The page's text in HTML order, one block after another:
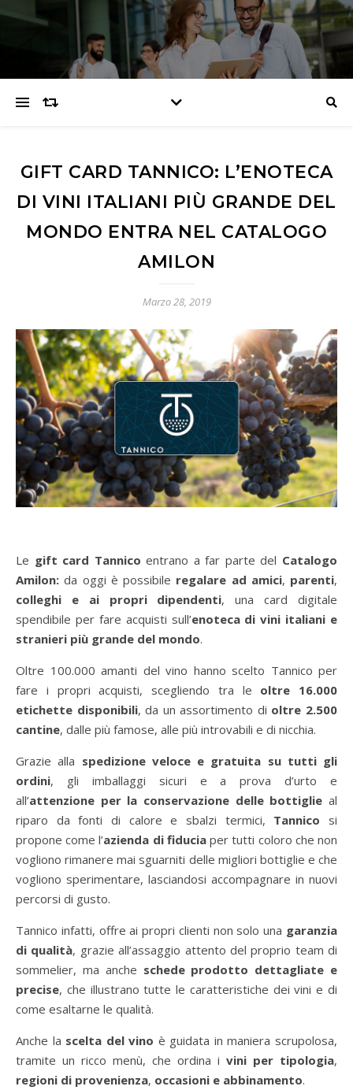
GIFT CARD TANNICO: L’ENOTECA
DI VINI ITALIANI PIÙ GRANDE DEL
MONDO ENTRA NEL CATALOGO
AMILON
Marzo 28, 2019
Le gift card Tannico entrano a far parte del Catalogo
Amilon: da oggi è possibile regalare ad amici, parenti,
colleghi e ai propri dipendenti, una card digitale
spendibile per fare acquisti sull’enoteca di vini italiani e
stranieri più grande del mondo.
Oltre 100.000 amanti del vino hanno scelto Tannico per
fare i propri acquisti, scegliendo tra le oltre 16.000
etichette disponibili, da un assortimento di oltre 2.500
cantine, dalle più famose, alle più introvabili e di nicchia.
Grazie alla spedizione veloce e gratuita su tutti gli
ordini, gli imballaggi sicuri e a prova d’urto e
all’attenzione per la conservazione delle bottiglie al
riparo da fonti di calore e sbalzi termici, Tannico si
propone come l’azienda di fiduciaper tutti coloro che non
vogliono rimanere mai sguarniti delle migliori bottiglie e che
vogliono sperimentare, lasciandosi accompagnare in nuovi
percorsi di gusto.
Tannico infatti, offre ai propri clienti non solo una garanzia
di qualità, grazie all’assaggio attento del proprio team di
sommelier, ma anche schede prodotto dettagliate e
precise, che illustrano tutte le caratteristiche dei vini e di
come esaltarne le qualità.
Anche la scelta del vino è guidata in maniera scrupolosa,
tramite un ricco menù, che ordina i vini per tipologia,
regioni di provenienza, occasioni e abbinamento.